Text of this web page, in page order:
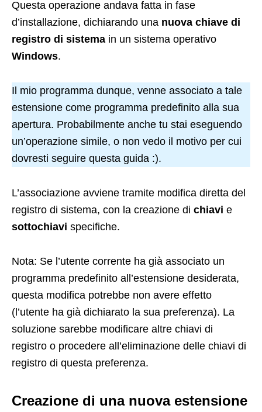
Questa operazione andava fatta in fase
d’installazione, dichiarando una nuova chiave di
registro di sistema in un sistema operativo
Windows.
Il mio programma dunque, venne associato a tale
estensione come programma predefinito alla sua
apertura. Probabilmente anche tu stai eseguendo
un’operazione simile, o non vedo il motivo per cui
dovresti seguire questa guida :).
L’associazione avviene tramite modifica diretta del
registro di sistema, con la creazione di chiavi e
sottochiavi specifiche.
Nota: Se l’utente corrente ha già associato un
programma predefinito all’estensione desiderata,
questa modifica potrebbe non avere effetto
(l’utente ha già dichiarato la sua preferenza). La
soluzione sarebbe modificare altre chiavi di
registro o procedere all’eliminazione delle chiavi di
registro di questa preferenza.
Creazione di una nuova estensione